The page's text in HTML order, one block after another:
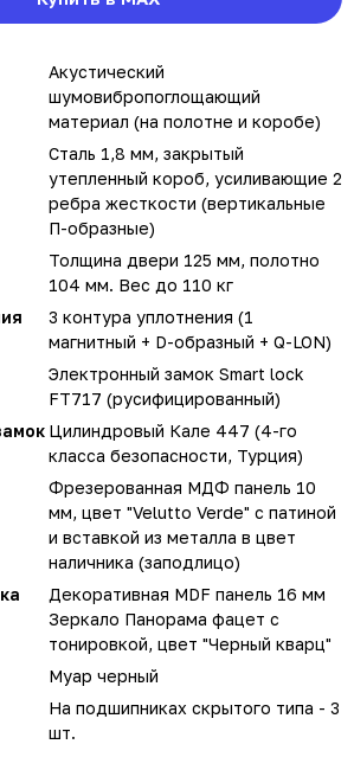
Акустический
шумовибропоглощающий
материал (на полотне и коробе)
Сталь 1,8 мм, закрытый
утепленный короб, усиливающие 2
ребра жесткости (вертикальные
П-образные)
Толщина двери 125 мм, полотно
104 мм. Вес до 110 кг
3 контура уплотнения (1
магнитный + D-образный + Q-LON)
Электронный замок Smart lock
FT717 (русифицированный)
Цилиндровый Кале 447 (4-го
класса безопасности, Турция)
Фрезерованная МДФ панель 10
мм, цвет "Velutto Verde" с патиной
и вставкой из металла в цвет
наличника (заподлицо)
Декоративная MDF панель 16 мм
Зеркало Панорама фацет с
тонировкой, цвет "Черный кварц"
Муар черный
На подшипниках скрытого типа - 3
шт.